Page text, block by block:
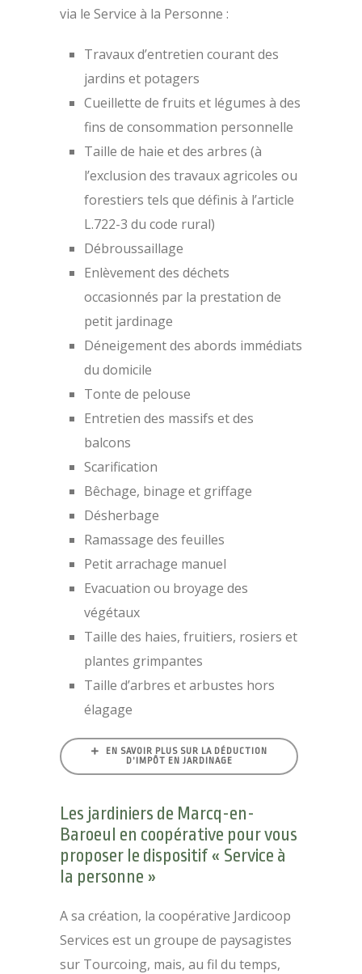
via le Service à la Personne :
Travaux d’entretien courant des
jardins et potagers
Cueillette de fruits et légumes à des
fins de consommation personnelle
Taille de haie et des arbres (à
l’exclusion des travaux agricoles ou
forestiers tels que définis à l’article
L.722-3 du code rural)
Débroussaillage
Enlèvement des déchets
occasionnés par la prestation de
petit jardinage
Déneigement des abords immédiats
du domicile
Tonte de pelouse
Entretien des massifs et des
balcons
Scarification
Bêchage, binage et griffage
Désherbage
Ramassage des feuilles
Petit arrachage manuel
Evacuation ou broyage des
végétaux
Taille des haies, fruitiers, rosiers et
plantes grimpantes
Taille d’arbres et arbustes hors
élagage
EN SAVOIR PLUS SUR LA DÉDUCTION
D’IMPÔT EN JARDINAGE
Les jardiniers de Marcq-en-
Baroeul en coopérative pour vous
proposer le dispositif « Service à
la personne »
A sa création, la coopérative Jardicoop
Services est un groupe de paysagistes
sur Tourcoing, mais, au fil du temps,